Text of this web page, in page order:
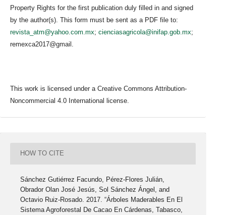
Property Rights for the first publication duly filled in and signed
by the author(s). This form must be sent as a PDF file to:
revista_atm@yahoo.com.mx; cienciasagricola@inifap.gob.mx;
remexca2017@gmail.
This work is licensed under a Creative Commons Attribution-
Noncommercial 4.0 International license.
HOW TO CITE
Sánchez Gutiérrez Facundo, Pérez-Flores Julián,
Obrador Olan José Jesús, Sol Sánchez Ángel, and
Octavio Ruiz-Rosado. 2017. “Árboles Maderables En El
Sistema Agroforestal De Cacao En Cárdenas, Tabasco,